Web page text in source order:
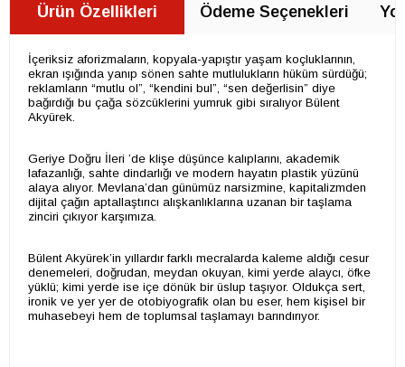
Ürün Özellikleri Ödeme Seçenekleri
İçeriksiz aforizmaların, kopyala-yapıştır yaşam koçluklarının,
ekran ışığında yanıp sönen sahte mutlulukların hüküm sürdüğü;
reklamların “mutlu ol”, “kendini bul”, “sen değerlisin” diye
bağırdığı bu çağa sözcüklerini yumruk gibi sıralıyor Bülent
Akyürek.
Geriye Doğru İleri ’de klişe düşünce kalıplarını, akademik
lafazanlığı, sahte dindarlığı ve modern hayatın plastik yüzünü
alaya alıyor. Mevlana’dan günümüz narsizmine, kapitalizmden
dijital çağın aptallaştırıcı alışkanlıklarına uzanan bir taşlama
zinciri çıkıyor karşımıza.
Bülent Akyürek’in yıllardır farklı mecralarda kaleme aldığı cesur
denemeleri, doğrudan, meydan okuyan, kimi yerde alaycı, öfke
yüklü; kimi yerde ise içe dönük bir üslup taşıyor. Oldukça sert,
ironik ve yer yer de otobiyografik olan bu eser, hem kişisel bir
muhasebeyi hem de toplumsal taşlamayı barındırıyor.